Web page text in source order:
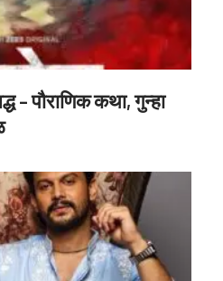
– पौराणिक कथा, गुन्हा